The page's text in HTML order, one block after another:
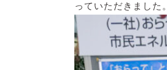
っていただきました。